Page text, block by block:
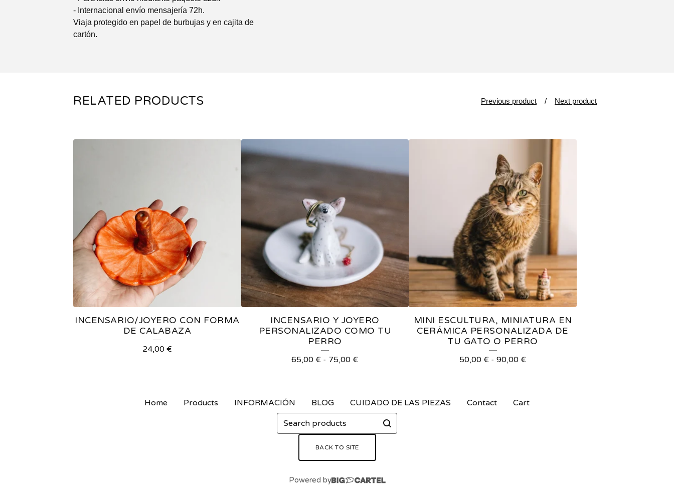
- Internacional envío mensajería 72h.
Viaja protegido en papel de burbujas y en cajita de
cartón.
RELATED PRODUCTS Previous product Next product
INCENSARIO/JOYERO CON FORMA
DE CALABAZA
24,00 €
INCENSARIO Y JOYERO
PERSONALIZADO COMO TU
PERRO
65,00€ - 75,00€
MINI ESCULTURA, MINIATURA EN
CERÁMICA PERSONALIZADA DE
TU GATO O PERRO
50,00€ -90,00€
Home Products INFORMACIÓN BLOG CUIDADO DE LAS PIEZAS Contact
Cart
Search
products
BACK TO SITE
Powered by